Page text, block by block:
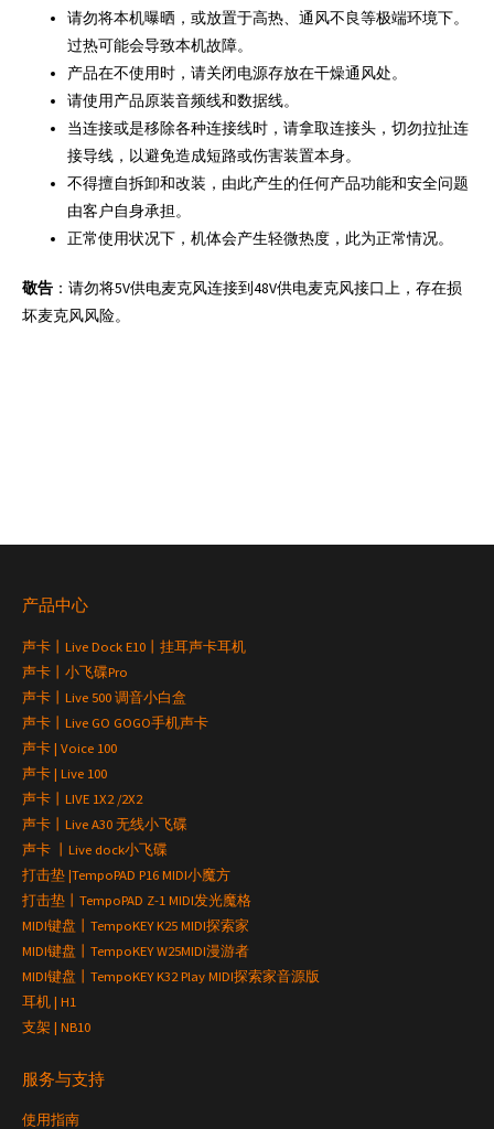
请勿将本机曝晒，或放置于高热、通风不良等极端环境下。
过热可能会导致本机故障。
产品在不使用时，请关闭电源存放在干燥通风处。
请使用产品原装音频线和数据线。
当连接或是移除各种连接线时，请拿取连接头，切勿拉扯连
接导线，以避免造成短路或伤害装置本身。
不得擅自拆卸和改装，由此产生的任何产品功能和安全问题
由客户自身承担。
正常使用状况下，机体会产生轻微热度，此为正常情况。
敬告 ：请勿将5V供电麦克风连接到48V供电麦克风接口上，存在损
坏麦克风风险。
产品中心
声卡丨Live Dock E10丨挂耳声卡耳机
声卡丨小飞碟Pro
声卡丨Live 500 调音小白盒
声卡丨Live GO GOGO手机声卡
声卡 | Voice 100
声卡 | Live 100
声卡丨LIVE 1X2 /2X2
声卡丨Live A30 无线小飞碟
声卡 丨Live dock小飞碟
打击垫 |TempoPAD P16 MIDI小魔方
打击垫丨TempoPAD Z-1 MIDI发光魔格
MIDI键盘丨TempoKEY K25 MIDI探索家
MIDI键盘丨TempoKEY W25MIDI漫游者
MIDI键盘丨TempoKEY K32 Play MIDI探索家音源版
耳机 | H1
支架 | NB10
服务与支持
使用指南